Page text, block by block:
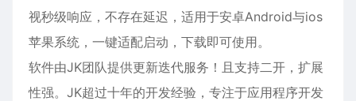
视秒级响应，不存在延迟，适用于安卓Android与ios
苹果系统，一键适配启动，下载即可使用。
软件由JK团队提供更新迭代服务！且支持二开，扩展
性强。JK超过十年的开发经验，专注于应用程序开发